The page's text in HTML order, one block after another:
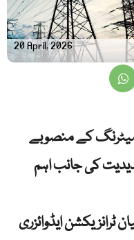
20 April, 2026
میٹرنگ کے منصوبے
کی جانب اہم
ٹرانزیکشن ایڈوائزری